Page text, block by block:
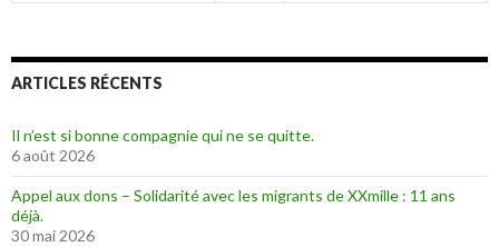
ARTICLES RÉCENTS
Il n’est si bonne compagnie qui ne se quitte.
6 août 2026
Appel aux dons – Solidarité avec les migrants de XXmille : 11 ans
déjà.
30 mai 2026